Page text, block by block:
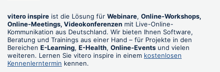
vitero inspire ist die Lösung für Webinare, Online-Workshops,
Online-Meetings, Videokonferenzen mit Live-Online-
Kommunikation aus Deutschland. Wir bieten Ihnen Software,
Beratung und Trainings aus einer Hand – für Projekte in den
Bereichen E-Learning, E-Health, Online-Events und vielen
weiteren. Lernen Sie vitero inspire in einem kostenlosen
Kennenlerntermin kennen.